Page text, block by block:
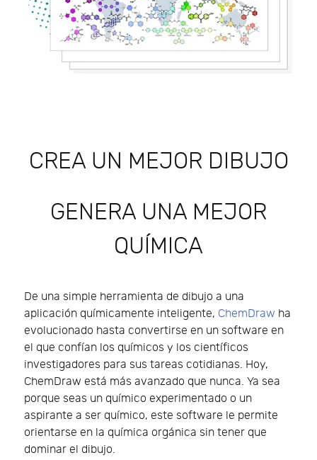
CREA UN MEJOR DIBUJO
GENERA UNA MEJOR
QUÍMICA
De una simple herramienta de dibujo a una
aplicación químicamente inteligente, ChemDraw ha
evolucionado hasta convertirse en un software en
el que confían los químicos y los científicos
investigadores para sus tareas cotidianas. Hoy,
ChemDraw está más avanzado que nunca. Ya sea
porque seas un químico experimentado o un
aspirante a ser químico, este software le permite
orientarse en la química orgánica sin tener que
dominar el dibujo.